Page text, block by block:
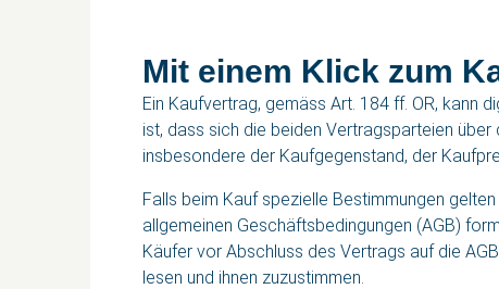
Mit einem Klick zum
Ein Kaufvertrag, gemäss Art. 184 ff. OR, kann
ist, dass sich die beiden Vertragsparteien
insbesondere der Kaufgegenstand, der
Falls beim Kauf spezielle Bestimmungen
allgemeinen Geschäftsbedingungen (AGB)
Käufer vor Abschluss des Vertrags auf die
lesen und ihnen zuzustimmen.